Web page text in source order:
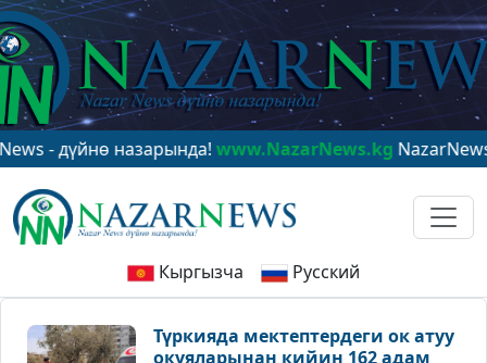
назарында!www.NazarNews.kgNazarNews - в
Кыргызча Русский
Түркияда мектептердеги ок атуу
окуяларынан кийин 162 адам